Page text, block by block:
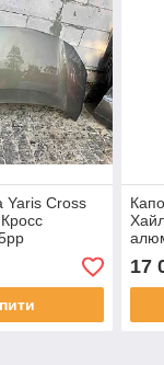
Yaris Cross
бу
17